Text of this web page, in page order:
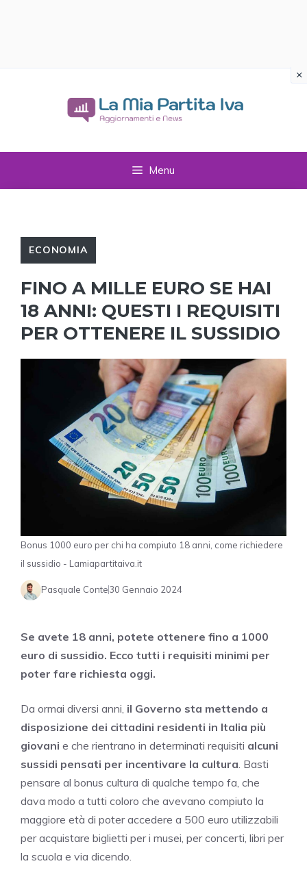
Menu
ECONOMIA
FINO A MILLE EURO SE HAI
18 ANNI: QUESTI I REQUISITI
PER OTTENERE IL SUSSIDIO
Bonus 1000 euro per chi ha compiuto 18 anni, come richiedere
il sussidio - Lamiapartitaiva.it
Pasquale Conte30 Gennaio 2024
Se avete 18 anni, potete ottenere fino a 1000
euro di sussidio. Ecco tutti i requisiti minimi per
poter fare richiesta oggi.
Da ormai diversi anni, il Governo sta mettendo a
disposizione dei cittadini residenti in Italia più
giovani e che rientrano in determinati requisiti alcuni
sussidi pensati per incentivare la cultura . Basti
pensare al bonus cultura di qualche tempo fa, che
dava modo a tutti coloro che avevano compiuto la
maggiore età di poter accedere a 500 euro utilizzabili
per acquistare biglietti per i musei, per concerti, libri per
la scuola e via dicendo.
×